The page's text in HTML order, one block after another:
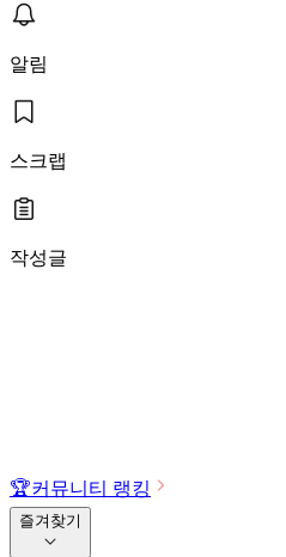
알림
스크랩
작성글
🏆커뮤니티 랭킹
즐겨찾기